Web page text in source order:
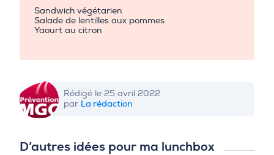
Sandwich végétarien
Salade de lentilles aux pommes
Yaourt au citron
Rédigé le 25 avril 2022
par La rédaction
D’autres idées pour ma lunchbox